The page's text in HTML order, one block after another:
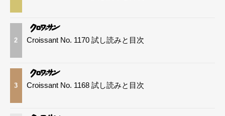
2 Croissant No. 1170 試し読みと目次
3 Croissant No. 1168 試し読みと目次